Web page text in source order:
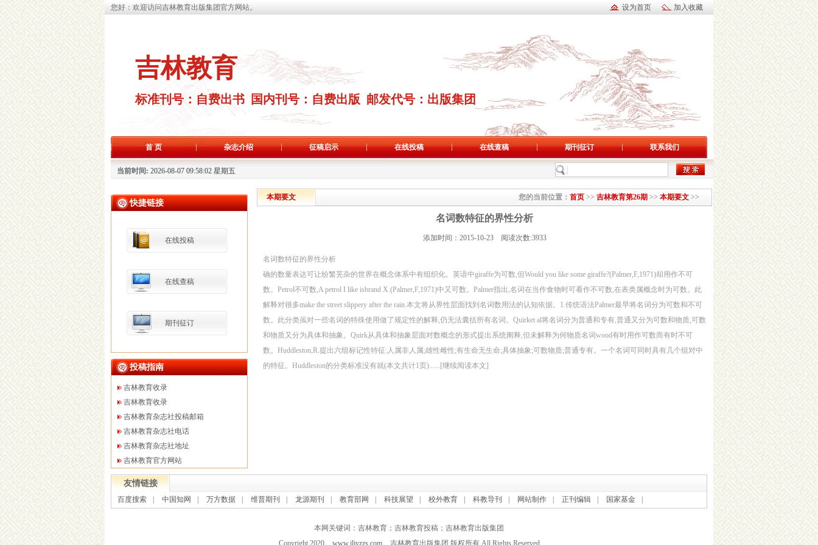
您好：欢迎访问吉林教育出版集团官方网站。 加入收藏
设为首页
吉林教育
标准刊号：自费出书 国内刊号：自费出版 邮发代号：出版集团
首 页 杂志介绍 征稿启示 在线投稿 在线查稿 期刊征订 联系我们
当前时间: 2026-08-07 09:58:03 星期五
快捷链接
在线投稿
在线查稿
期刊征订
投稿指南
吉林教育收录
吉林教育收录
吉林教育杂志社投稿邮箱
吉林教育杂志社电话
吉林教育杂志社地址
吉林教育官方网站
本期要文 您的当前位置： 首页 >> 吉林教育第26期 >> 本期要文 >>
名词数特征的界性分析
添加时间：2015-10-23 阅读次数:3933
名词数特征的界性分析
确的数量表达可让纷繁芜杂的世界在概念体系中有组织化。英语中giraffe为可数,但Would you like some giraffe?(Palmer,F,1971)却用作不可
数。Petrol不可数,A petrol I like isbrand X.(Palmer,F,1971)中又可数。Palmer指出,名词在当作食物时可看作不可数,在表类属概念时为可数。此
解释对很多make the street slippery after the rain.本文将从界性层面找到名词数用法的认知依据。1.传统语法Palmer最早将名词分为可数和不可
数。此分类虽对一些名词的特殊使用做了规定性的解释,仍无法囊括所有名词。Quirket al将名词分为普通和专有,普通又分为可数和物质,可数
和物质又分为具体和抽象。Quirk从具体和抽象层面对数概念的形式提出系统阐释,但未解释为何物质名词wood有时用作可数而有时不可
数。Huddleston,R.提出六组标记性特征:人属非人属;雄性雌性;有生命无生命;具体抽象;可数物质;普通专有。一个名词可同时具有几个组对中
的特征。Huddleston的分类标准没有就(本文共计1页)......[继续阅读本文]
友情链接
百度搜索 中国知网 万方数据 维普期刊 龙源期刊 教育部网 科技展望 校外教育 科教导刊 网站制作 正刊编辑 国家基金
本网关键词：吉林教育；吉林教育投稿；吉林教育出版集团
Copyright 2020
www.jljyzzs.com 吉林教育出版集团 版权所有 All Rights Reserved